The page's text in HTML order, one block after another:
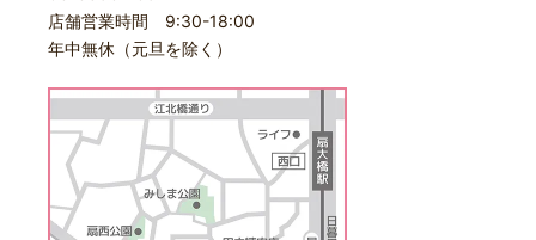
店舗営業時間 9:30-18:00
年中無休（元旦を除く）